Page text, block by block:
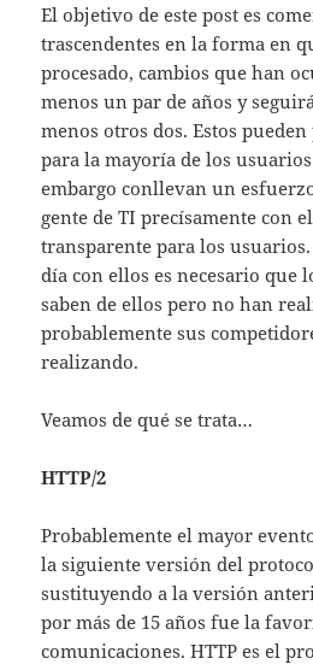
El objetivo de este post es
trascendentes en la forma en
procesado, cambios que han
menos un par de años y
menos otros dos. Estos
para la mayoría de los
embargo conllevan un
gente de TI precísamente con
transparente para los
día con ellos es necesario que
saben de ellos pero no han
probablemente sus
realizando.
Veamos de qué se trata…
HTTP/2
Probablemente el mayor
la siguiente versión del
sustituyendo a la versión
por más de 15 años fue la
comunicaciones. HTTP es el